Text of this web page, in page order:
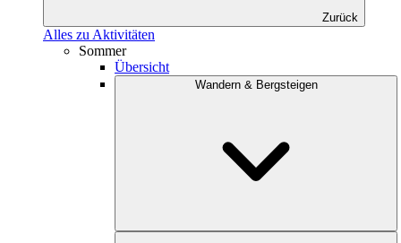
Zurück
Alles zu Aktivitäten
Sommer
Übersicht
Wandern & Bergsteigen